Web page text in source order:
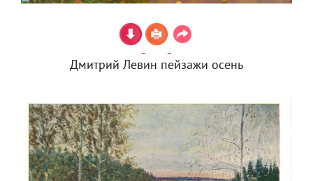
Дмитрий Левин пейзажи осень